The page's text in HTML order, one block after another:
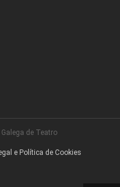
de Teatro
e Política de Cookies